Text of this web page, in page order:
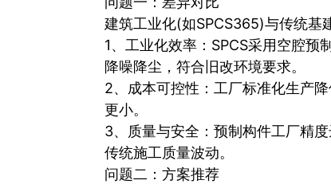
建筑工业化(如SPCS365)与传统基
1、工业化效率：SPCS采用空腔
降噪降尘，符合旧改环境要求。
2、成本可控性：工厂标准化生产
更小。
3、质量与安全：预制构件工厂精
传统施工质量波动。
问题二：方案推荐